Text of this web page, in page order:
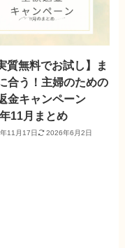
質無料でお試し】ま
合う！主婦のための
金キャンペーン
11月まとめ
11月17日 2026年6月2日